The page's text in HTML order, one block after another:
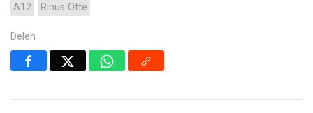
A12
Rinus Otte
Delen